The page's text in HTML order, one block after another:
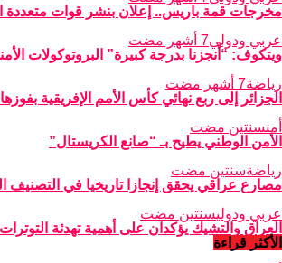
مخرجات قمة باريس.. إعلان بنشر قوات متعددة
عربي ودولي7 أشهر مضت
ويتكوف: “أنجزنا بدرجة كبيرة” البروتوكولات
رياضة7 أشهر مضت
الجزائر إلى ربع نهائي كأس الأمم الإفريقية
أمنسنتين مضت
الأمن الوطني يطيح بـ “صانع الكريستال”
رياضةسنتين مضت
مصارع عراقي يحقق إنجازا تاريخيا في التصنيف
عربي ودوليسنتين مضت
العراق والتشيك يؤكدان على أهمية تهدئة
الأكثر قراءة